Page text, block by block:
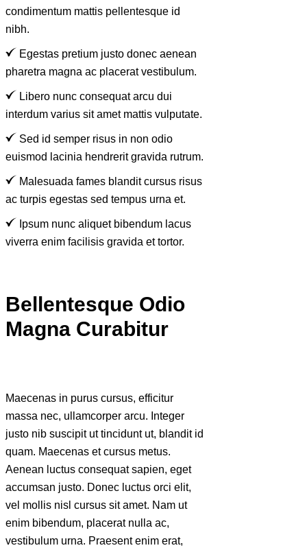
condimentum mattis pellentesque id
nibh.
Egestas pretium justo donec aenean
pharetra magna ac placerat vestibulum.
Libero nunc consequat arcu dui
interdum varius sit amet mattis vulputate.
Sed id semper risus in non odio
euismod lacinia hendrerit gravida rutrum.
Malesuada fames blandit cursus risus
ac turpis egestas sed tempus urna et.
Ipsum nunc aliquet bibendum lacus
viverra enim facilisis gravida et tortor.
Bellentesque Odio
Magna Curabitur
Maecenas in purus cursus, efficitur
massa nec, ullamcorper arcu. Integer
justo nib suscipit ut tincidunt ut, blandit id
quam. Maecenas et cursus metus.
Aenean luctus consequat sapien, eget
accumsan justo. Donec luctus orci elit,
vel mollis nisl cursus sit amet. Nam ut
enim bibendum, placerat nulla ac,
vestibulum urna. Praesent enim erat,